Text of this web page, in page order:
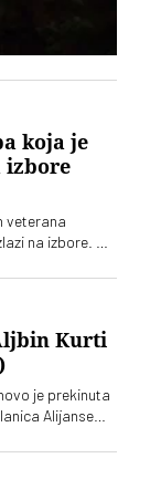
koja je
izbore
veterana
na izbore. Oni
Kurti
je prekinuta
Alijanse